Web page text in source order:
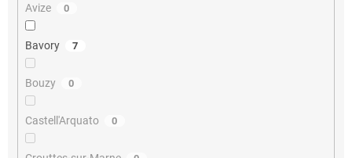
Avize 0
Bavory 7
Bouzy 0
Castell'Arquato 0